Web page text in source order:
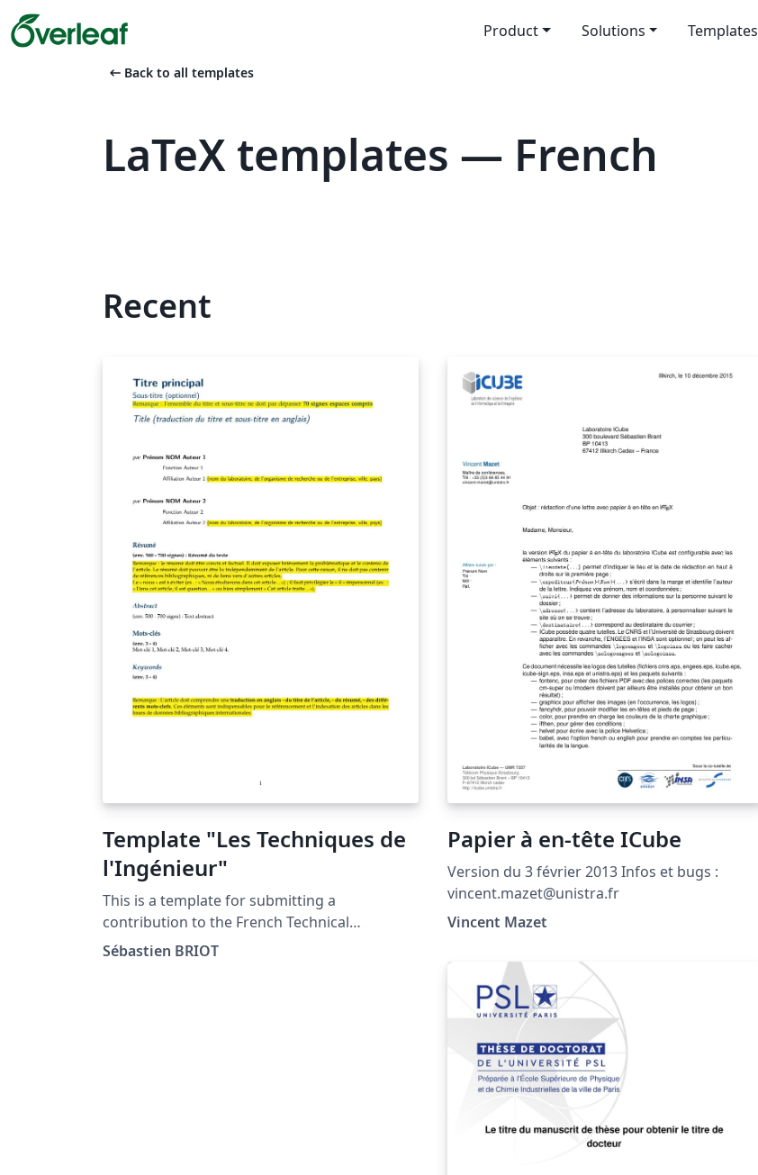
Product Solutions Templates
arrow_left_alt Back to all templates
LaTeX templates — French
Recent
Template "Les Techniques de
l'Ingénieur"
This is a template for submitting a
contribution to the French Technical
Encyclopedia "Les Techniques de l'Ingénieur"
Sébastien BRIOT
Papier à en-tête ICube
Version du 3 février 2013 Infos et bugs :
vincent.mazet@unistra.fr
Vincent Mazet